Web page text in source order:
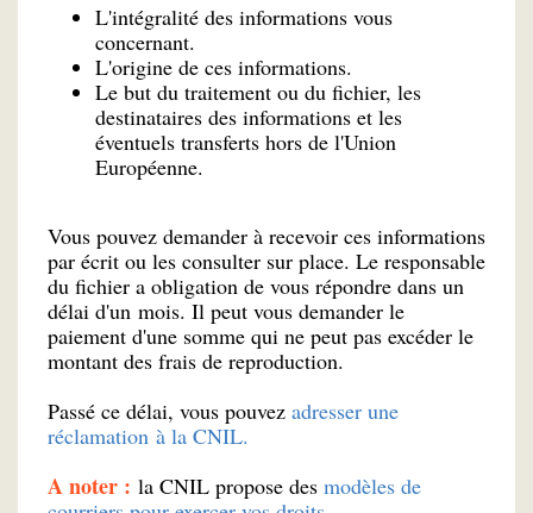
L'intégralité des informations vous
concernant.
L'origine de ces informations.
Le but du traitement ou du fichier, les
destinataires des informations et les
éventuels transferts hors de l'Union
Européenne.
Vous pouvez demander à recevoir ces informations
par écrit ou les consulter sur place. Le responsable
du fichier a obligation de vous répondre dans un
délai d'un mois. Il peut vous demander le
paiement d'une somme qui ne peut pas excéder le
montant des frais de reproduction.
Passé ce délai, vous pouvez adresser une
réclamation à la CNIL.
A noter : la CNIL propose des modèles de